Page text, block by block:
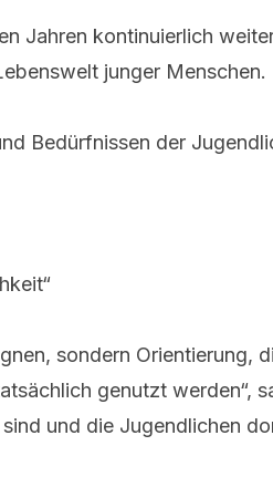
Jahren kontinuierlich
junger Menschen.
Bedürfnissen der
sondern
genutzt werden“,
und die Jugendlichen